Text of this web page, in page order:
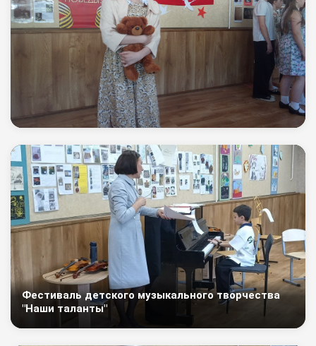
Фестиваль детского музыкального творчества
"Наши таланты"